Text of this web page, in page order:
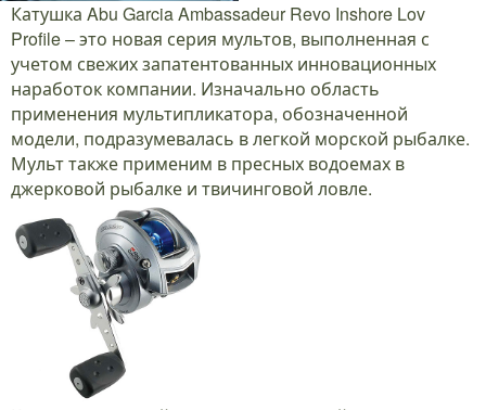
Катушка Abu Garcia Ambassadeur Revo Inshore Lov
Profile – это новая серия мультов, выполненная с
учетом свежих запатентованных инновационных
наработок компании. Изначально область
применения мультипликатора, обозначенной
модели, подразумевалась в легкой морской рыбалке.
Мульт также применим в пресных водоемах в
джерковой рыбалке и твичинговой ловле.